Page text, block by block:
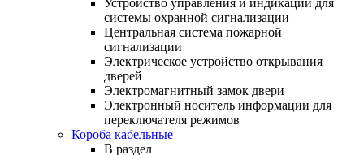
системы охранной сигнализации
Центральная система пожарной
сигнализации
Электрическое устройство открывания
дверей
Электромагнитный замок двери
Электронный носитель информации для
переключателя режимов
Короба кабельные
В раздел